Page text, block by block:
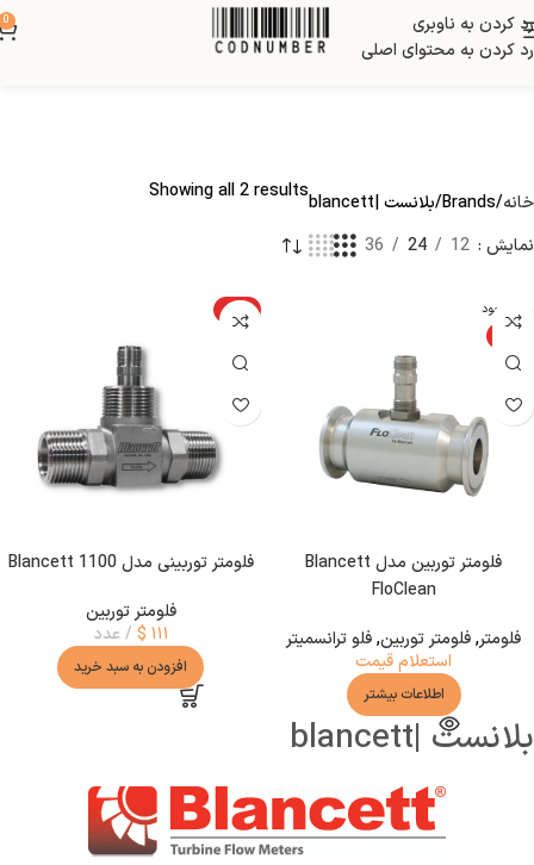
رد کردن به ناوبری
رد کردن به محتوای اصلی
0
خانه Brands بلانست |blancett Showing all 2 results
نمایش 12
24
36
ناموجود
فلومتر توربین مدل Blancett
FloClean
فلومتر,فلومتر توربین,فلو ترانسمیتر
استعلام قیمت
اطلاعات بیشتر
ویژه
فلومتر توربینی مدل Blancett 1100
فلومتر توربین
$ ۱۱۱ عدد
افزودن به سبد خرید
بلانست |blancett